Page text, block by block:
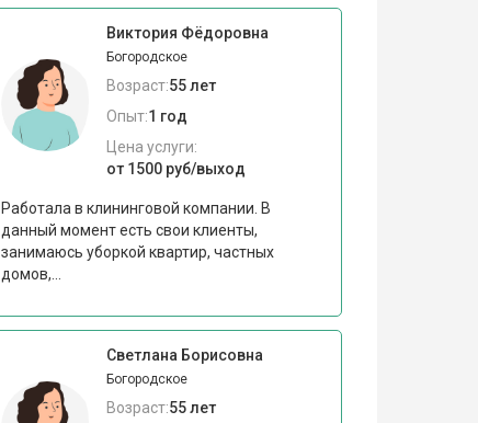
Виктория Фёдоровна
Богородское
Возраст:55 лет
Опыт:1 год
Цена услуги:
от 1500 руб/выход
Работала в клининговой компании. В
данный момент есть свои клиенты,
занимаюсь уборкой квартир, частных
домов,...
Светлана Борисовна
Богородское
Возраст:55 лет